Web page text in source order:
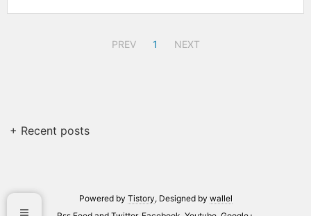
PREV 1 NEXT
+ Recent posts
Powered by Tistory, Designed by wallel